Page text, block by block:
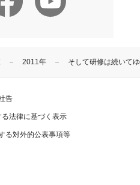
2011年 そして研修は続いて
告
法律に基づく表示
る対外的公表事項等